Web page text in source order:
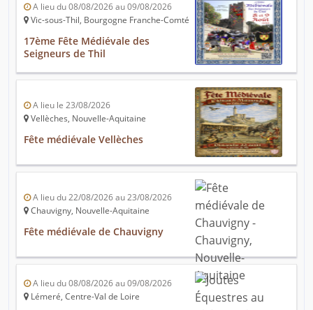
A lieu du 08/08/2026 au 09/08/2026
Vic-sous-Thil, Bourgogne Franche-Comté
17ème Fête Médiévale des
Seigneurs de Thil
A lieu le 23/08/2026
Vellèches, Nouvelle-Aquitaine
Fête médiévale Vellèches
A lieu du 22/08/2026 au 23/08/2026
Chauvigny, Nouvelle-Aquitaine
Fête médiévale de Chauvigny
A lieu du 08/08/2026 au 09/08/2026
Lémeré, Centre-Val de Loire